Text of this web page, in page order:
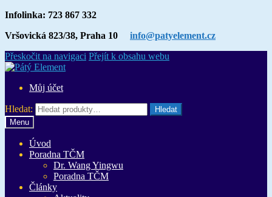
Infolinka: 723 867 332
Vršovická 823/38, Praha 10 info@patyelement.cz
Přeskočit na navigaci Přejít k obsahu webu
Můj účet
Hledat:
Hledat
Menu
Úvod
Poradna TČM
Dr. Wang Yingwu
Poradna TČM
Články